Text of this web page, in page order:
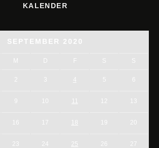
KALENDER
SEPTEMBER 2020
M D F S S
2 3 5 6
9 10 11 12 13
16 17 18 19 20
23 24 25 26 27